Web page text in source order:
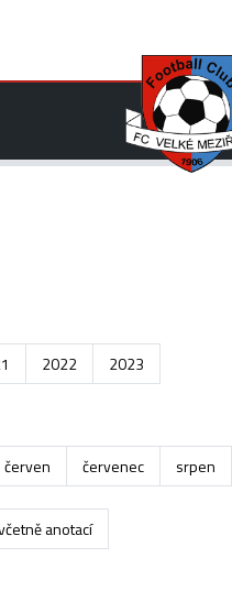
2022
2023
červen červenec srpen
anotací